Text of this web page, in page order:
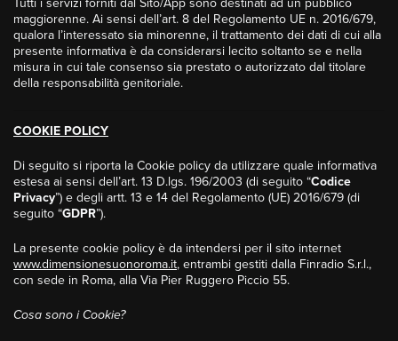
Tutti i servizi forniti dal Sito/App sono destinati ad un pubblico
maggiorenne. Ai sensi dell’art. 8 del Regolamento UE n. 2016/679,
qualora l’interessato sia minorenne, il trattamento dei dati di cui alla
presente informativa è da considerarsi lecito soltanto se e nella
misura in cui tale consenso sia prestato o autorizzato dal titolare
della responsabilità genitoriale.
COOKIE POLICY
Di seguito si riporta la Cookie policy da utilizzare quale informativa
estesa ai sensi dell’art. 13 D.lgs. 196/2003 (di seguito “Codice
Privacy”) e degli artt. 13 e 14 del Regolamento (UE) 2016/679 (di
seguito “GDPR”).
La presente cookie policy è da intendersi per il sito internet
www.dimensionesuonoroma.it, entrambi gestiti dalla Finradio S.r.l.,
con sede in Roma, alla Via Pier Ruggero Piccio 55.
Cosa sono i Cookie?